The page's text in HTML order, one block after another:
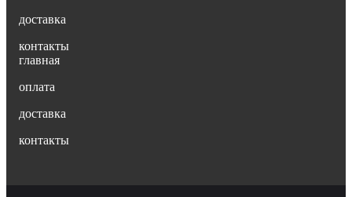
доставка
контакты
главная
оплата
доставка
контакты